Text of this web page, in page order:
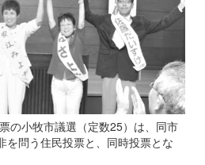
の小牧市議選（定数25）は、同市
を問う住民投票と、同時投票とな